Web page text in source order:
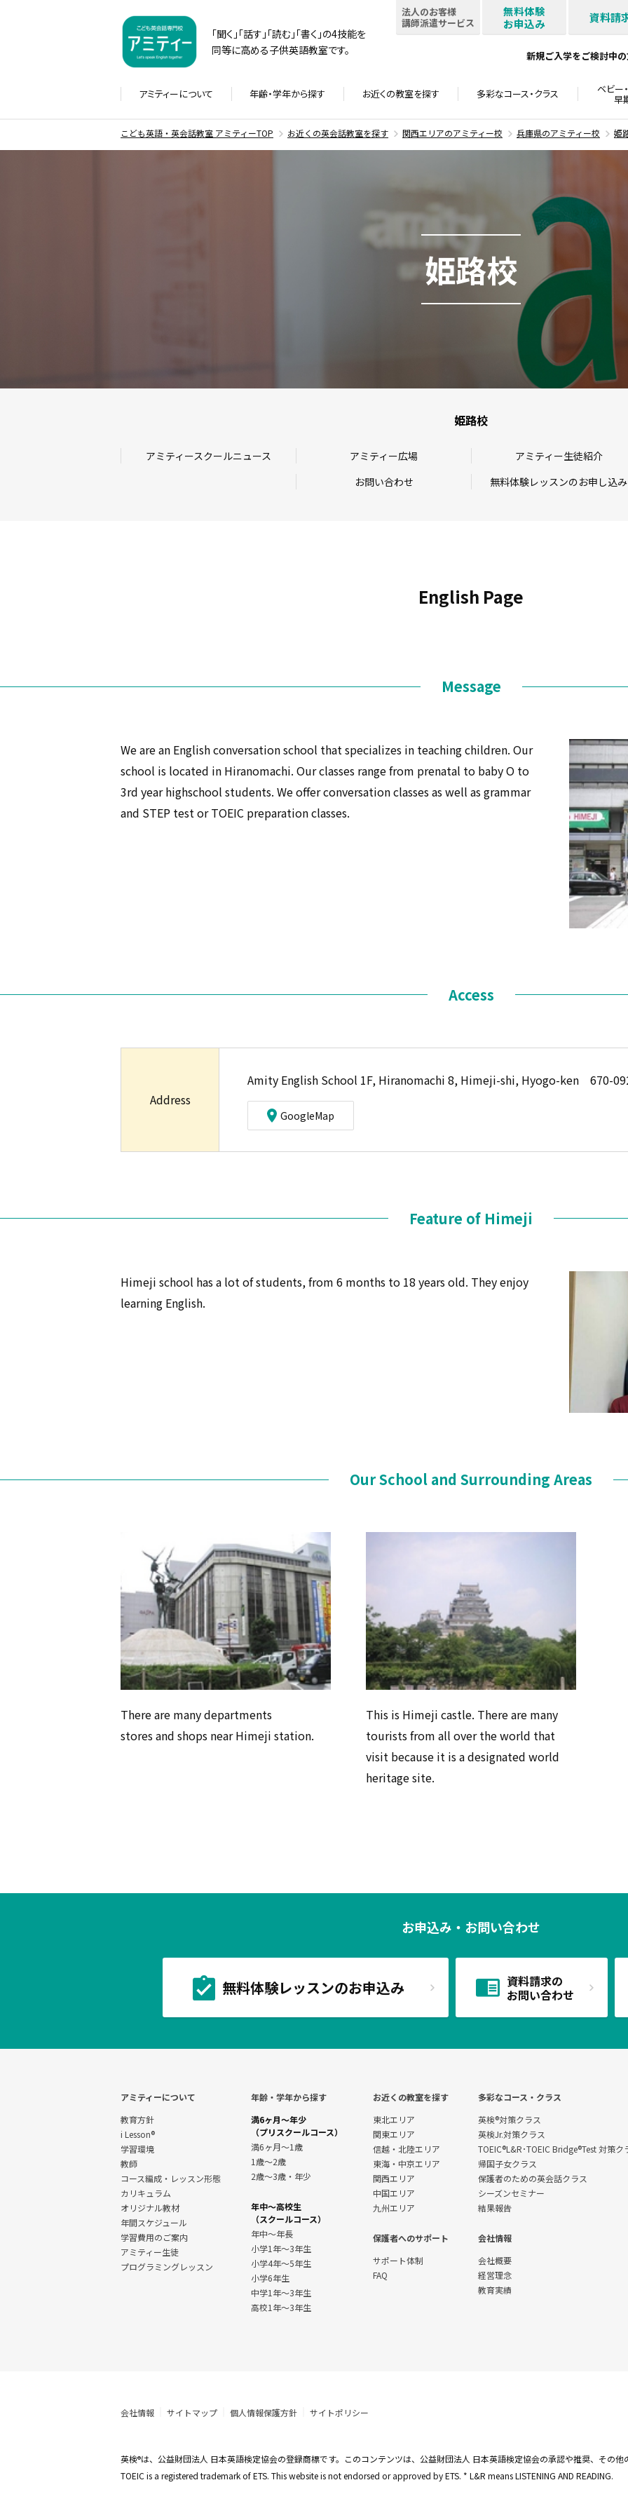
「聞く」「話す」「読む」「書く」の4技能を
同等に高める子供英語教室です。
法人のお客様
講師派遣サービス
無料体験
お申込み
資料請
新規ご入学をご検討中
アミティーについて 年齢・学年から探す お近くの教室を探す 多彩なコース・クラス ベビー
早
こども英語・英会話教室 アミティーTOP お近くの英会話教室を探す 関西エリアのアミティー校 兵庫県のアミティー校 姫
姫路校
姫路校
アミティースクールニュース アミティー広場
アミティー生徒紹介
お問い合わせ
無料体験レッスンのお申し込み
English Page
Message
We are an English conversation school that specializes in teaching children. Our
school is located in Hiranomachi. Our classes range from prenatal to baby O to
3rd year highschool students. We offer conversation classes as well as grammar
and STEP test or TOEIC preparation classes.
Access
Address
Amity English School 1F, Hiranomachi 8, Himeji-shi, Hyogo-ken 670-
GoogleMap
Feature of Himeji
Himeji school has a lot of students, from 6 months to 18 years old. They enjoy
learning English.
Our School and Surrounding Areas
There are many departments
stores and shops near Himeji station.
This is Himeji castle. There are many
tourists from all over the world that
visit because it is a designated world
heritage site.
お申込み・お問い合わせ
無料体験レッスンのお申込み
資料請求の
お問い合わせ
アミティーについて
教育方針
i Lesson®
学習環境
教師
コース編成・レッスン形態
カリキュラム
オリジナル教材
年間スケジュール
学習費用のご案内
アミティー生徒
プログラミングレッスン
年齢・学年から探す
満6ヶ月～年少
（プリスクールコース）
満6ヶ月～1歳
1歳～2歳
2歳～3歳・年少
年中～高校生
（スクールコース）
年中～年長
小学1年～3年生
小学4年～5年生
小学6年生
中学1年〜3年生
高校1年〜3年生
お近くの教室を探す
東北エリア
関東エリア
信越・北陸エリア
東海・中京エリア
関西エリア
中国エリア
九州エリア
保護者へのサポート
サポート体制
FAQ
多彩なコース・クラス
英検®対策クラス
英検Jr.対策クラス
TOEIC®L&R･TOEIC Bridge®Test 対策ク
帰国子女クラス
保護者のための英会話クラス
シーズンセミナー
結果報告
会社情報
会社概要
経営理念
教育実績
会社情報 サイトマップ 個人情報保護方針 サイトポリシー
英検®は、公益財団法人 日本英語検定協会の登録商標です。このコンテンツは、公益財団法人 日本英語検定協会の承認や推奨、その
TOEIC is a registered trademark of ETS. This website is not endorsed or approved by ETS. * L&R means LISTENING AND READING.